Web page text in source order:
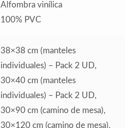
Alfombra vinílica
100% PVC
38×38 cm (manteles
individuales) – Pack 2 UD,
30×40 cm (manteles
individuales) – Pack 2 UD,
30×90 cm (camino de mesa),
30×120 cm (camino de mesa),